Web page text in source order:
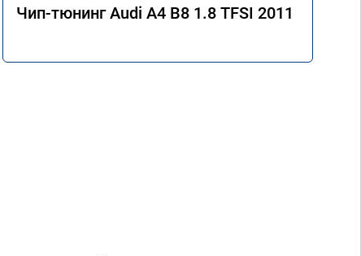
Чип-тюнинг Audi A4 B8 1.8 TFSI 2011